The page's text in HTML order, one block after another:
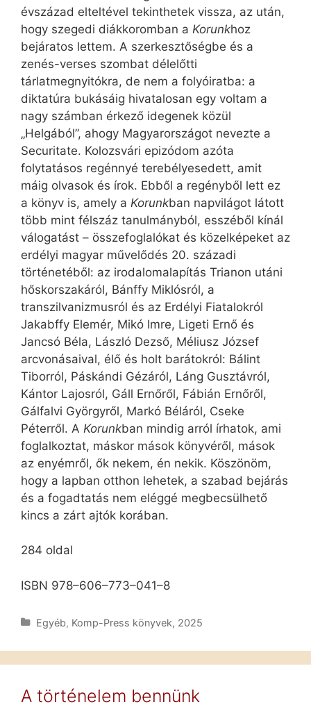
évszázad elteltével tekinthetek vissza, az után,
hogy szegedi diákkoromban a Korunkhoz
bejáratos lettem. A szerkesztőségbe és a
zenés-verses szombat délelőtti
tárlatmegnyitókra, de nem a folyóiratba: a
diktatúra bukásáig hivatalosan egy voltam a
nagy számban érkező idegenek közül
„Helgából”, ahogy Magyarországot nevezte a
Securitate. Kolozsvári epizódom azóta
folytatásos regénnyé terebélyesedett, amit
máig olvasok és írok. Ebből a regényből lett ez
a könyv is, amely a Korunkban napvilágot látott
több mint félszáz tanulmányból, esszéből kínál
válogatást – összefoglalókat és közelképeket az
erdélyi magyar művelődés 20. századi
történetéből: az irodalomalapítás Trianon utáni
hőskorszakáról, Bánffy Miklósról, a
transzilvanizmusról és az Erdélyi Fiatalokról
Jakabffy Elemér, Mikó Imre, Ligeti Ernő és
Jancsó Béla, László Dezső, Méliusz József
arcvonásaival, élő és holt barátokról: Bálint
Tiborról, Páskándi Gézáról, Láng Gusztávról,
Kántor Lajosról, Gáll Ernőről, Fábián Ernőről,
Gálfalvi Györgyről, Markó Béláról, Cseke
Péterről. A Korunkban mindig arról írhatok, ami
foglalkoztat, máskor mások könyvéről, mások
az enyémről, ők nekem, én nekik. Köszönöm,
hogy a lapban otthon lehetek, a szabad bejárás
és a fogadtatás nem eléggé megbecsülhető
kincs a zárt ajtók korában.
284 oldal
ISBN 978–606–773–041–8
Kategória
Egyéb, Komp-Press könyvek, 2025
A történelem bennünk